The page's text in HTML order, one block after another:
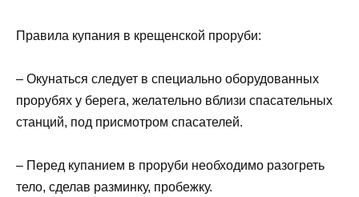
Правила купания в крещенской проруби:
– Окунаться следует в специально оборудованных
прорубях у берега, желательно вблизи спасательных
станций, под присмотром спасателей.
– Перед купанием в проруби необходимо разогреть
тело, сделав разминку, пробежку.